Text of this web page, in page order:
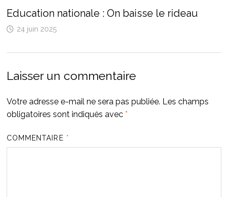
Education nationale : On baisse le rideau
24 juin 2025
Laisser un commentaire
Votre adresse e-mail ne sera pas publiée. Les champs
obligatoires sont indiqués avec *
COMMENTAIRE *